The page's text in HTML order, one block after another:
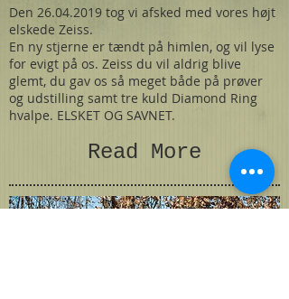
Den 26.04.2019 tog vi afsked med vores højt
elskede Zeiss.
En ny stjerne er tændt på himlen, og vil lyse
for evigt på os. Zeiss du vil aldrig blive
glemt, du gav os så meget både på prøver
og udstilling samt tre kuld Diamond Ring
hvalpe. ELSKET OG SAVNET.
Read More